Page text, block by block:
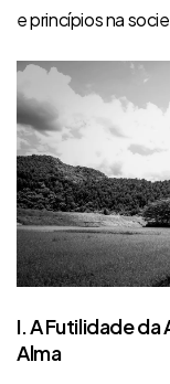
e princípios na
I. A Futilidade
Alma